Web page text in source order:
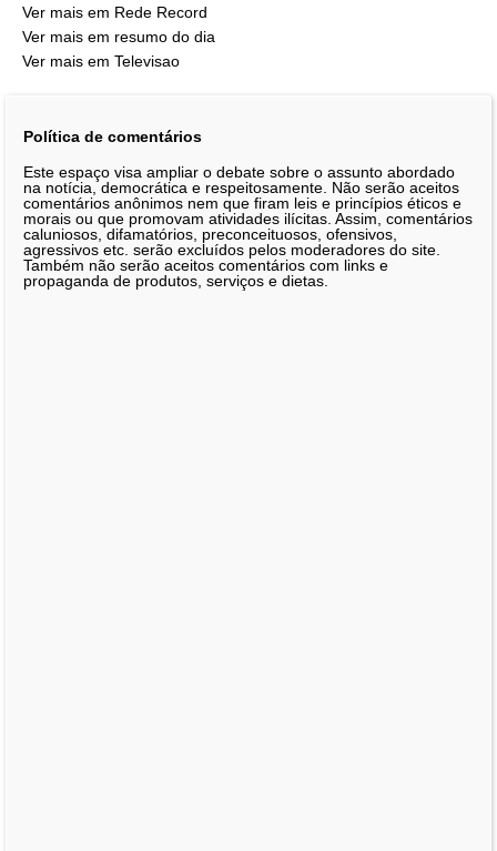
Ver mais em Rede Record
Ver mais em resumo do dia
Ver mais em Televisao
Política de comentários
Este espaço visa ampliar o debate sobre o assunto abordado
na notícia, democrática e respeitosamente. Não serão aceitos
comentários anônimos nem que firam leis e princípios éticos e
morais ou que promovam atividades ilícitas. Assim, comentários
caluniosos, difamatórios, preconceituosos, ofensivos,
agressivos etc. serão excluídos pelos moderadores do site.
Também não serão aceitos comentários com links e
propaganda de produtos, serviços e dietas.